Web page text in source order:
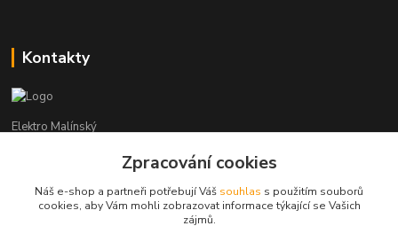
Kontakty
Elektro Malínský
+420 608 255 160
(Po-Čt - 8:30-16:00, Pá - 8:30-14:00)
Zpracování cookies
Náš e-shop a partneři potřebují Váš souhlas s použitím souborů
cookies, aby Vám mohli zobrazovat informace týkající se Vašich
zájmů.